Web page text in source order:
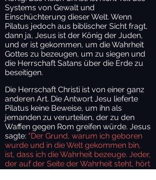
Systems von Gewalt und
Einschüchterung dieser Welt. Wenn
Pilatus jedoch aus biblischer Sicht fragt,
dann ja, Jesus ist der König der Juden,
und er ist gekommen, um die Wahrheit
Gottes zu bezeugen, um zu siegen und
die Herrschaft Satans über die Erde zu
beseitigen.
Die Herrschaft Christi ist von einer ganz
anderen Art. Die Antwort Jesu lieferte
Pilatus keine Beweise, um ihn als
jemanden zu verurteilen, der zu den
Waffen gegen Rom greifen würde. Jesus
sagte: "Der Grund, warum ich geboren
wurde und in die Welt gekommen bin,
ist, dass ich die Wahrheit bezeuge. Jeder,
der auf der Seite der Wahrheit steht, hört